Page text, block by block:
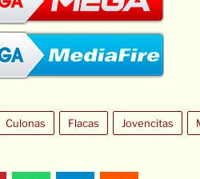
Culonas Flacas Jovencitas